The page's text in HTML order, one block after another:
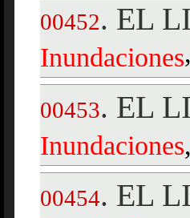
00452. EL
Inundaciones
00453. EL
Inundaciones
00454. EL